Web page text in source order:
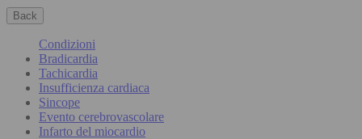
Back
Condizioni
Bradicardia
Tachicardia
Insufficienza cardiaca
Sincope
Evento cerebrovascolare
Infarto del miocardio